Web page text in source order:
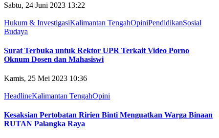
Sabtu, 24 Juni 2023 13:22
Hukum & InvestigasiKalimantan TengahOpiniPendidikanSosial
Budaya
Surat Terbuka untuk Rektor UPR Terkait Video Porno
Oknum Dosen dan Mahasiswi
Kamis, 25 Mei 2023 10:36
HeadlineKalimantan TengahOpini
Kesaksian Pertobatan Ririen Binti Menguatkan Warga Binaan
RUTAN Palangka Raya